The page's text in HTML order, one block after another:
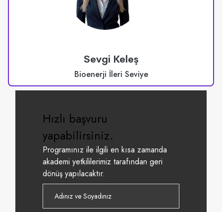
Sevgi Keleş
Bioenerji İleri Seviye
Hızlı başvuru
yapabilirsiniz.
Programınız ile ilgili en kısa zamanda
akademi yetkililerimiz tarafından geri
dönüş yapılacaktır.